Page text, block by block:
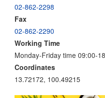
02-862-2298
Fax
02-862-2290
Working Time
Monday-Friday time 09:00-
Coordinates
13.72172, 100.49215